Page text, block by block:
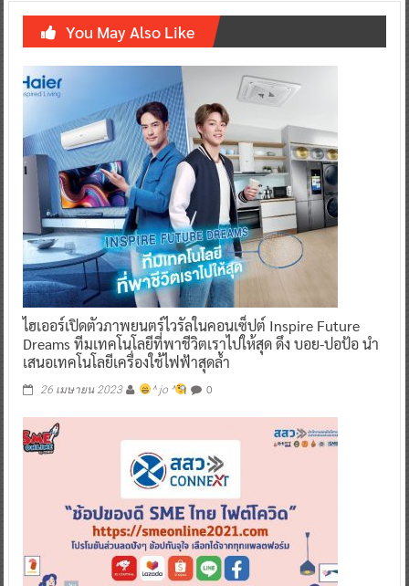
You May Also Like
ไฮเออร์เปิดตัวภาพยนตร์ไวรัลในคอนเซ็ปต์ Inspire Future
Dreams ทีมเทคโนโลยีที่พาชีวิตเราไปให้สุด ดึง บอย-ปอป้อ นำ
เสนอเทคโนโลยีเครื่องใช้ไฟฟ้าสุดล้ำ
26 เมษายน 2023 ^ jo ^ 0